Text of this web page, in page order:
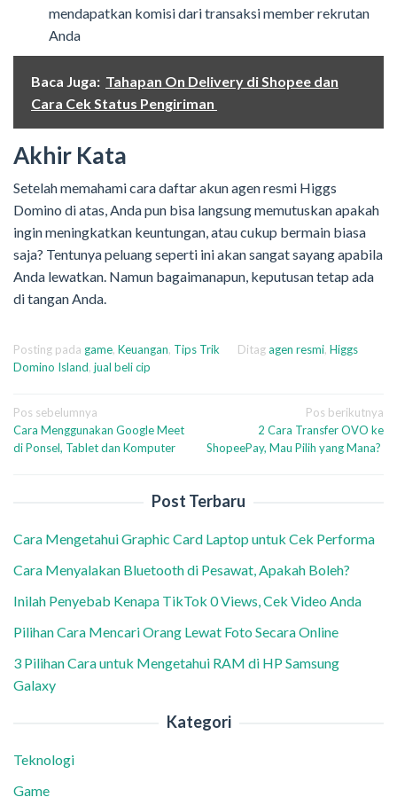
mendapatkan komisi dari transaksi member rekrutan
Anda
Baca Juga: Tahapan On Delivery di Shopee dan
Cara Cek Status Pengiriman
Akhir Kata
Setelah memahami cara daftar akun agen resmi Higgs
Domino di atas, Anda pun bisa langsung memutuskan apakah
ingin meningkatkan keuntungan, atau cukup bermain biasa
saja? Tentunya peluang seperti ini akan sangat sayang apabila
Anda lewatkan. Namun bagaimanapun, keputusan tetap ada
di tangan Anda.
Posting pada game, Keuangan, Tips Trik Ditagagen resmi, Higgs
Domino Island, jual beli cip
Navigasi
pos
Pos sebelumnya
Cara Menggunakan Google Meet
di Ponsel, Tablet dan Komputer
Pos berikutnya
2 Cara Transfer OVO ke
ShopeePay, Mau Pilih yang Mana?
Post Terbaru
Cara Mengetahui Graphic Card Laptop untuk Cek Performa
Cara Menyalakan Bluetooth di Pesawat, Apakah Boleh?
Inilah Penyebab Kenapa TikTok 0 Views, Cek Video Anda
Pilihan Cara Mencari Orang Lewat Foto Secara Online
3 Pilihan Cara untuk Mengetahui RAM di HP Samsung
Galaxy
Kategori
Teknologi
Game